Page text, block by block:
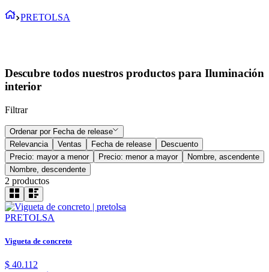
PRETOLSA
Descubre todos nuestros productos para Iluminación
interior
Filtrar
Ordenar por Fecha de release
Relevancia
Ventas Fecha de release
Descuento
Precio: mayor a menor
Precio: menor a mayor
Nombre, ascendente
Nombre, descendente
2 productos
PRETOLSA
Vigueta de concreto
$ 40.112